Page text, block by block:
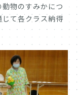
物のすみかにつ
て各クラス納得